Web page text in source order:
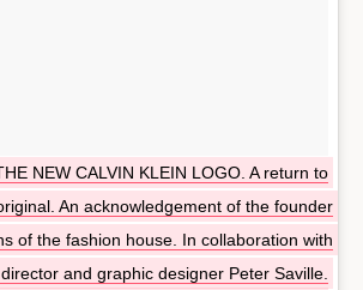
NEW CALVIN KLEIN LOGO. A return to
An acknowledgement of the founder
of the fashion house. In collaboration with